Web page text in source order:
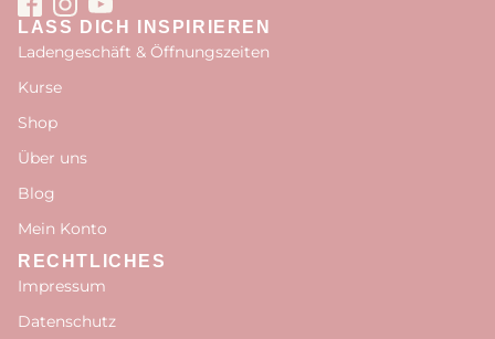
LASS DICH INSPIRIEREN
Ladengeschäft & Öffnungszeiten
Kurse
Shop
Über uns
Blog
Mein Konto
RECHTLICHES
Impressum
Datenschutz